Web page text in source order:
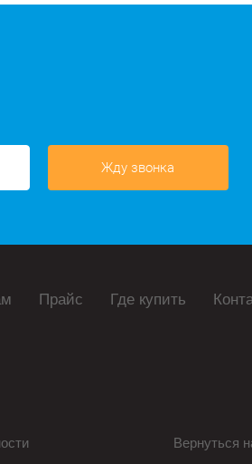
Жду звонка
Прайс Где купить
Вернуться